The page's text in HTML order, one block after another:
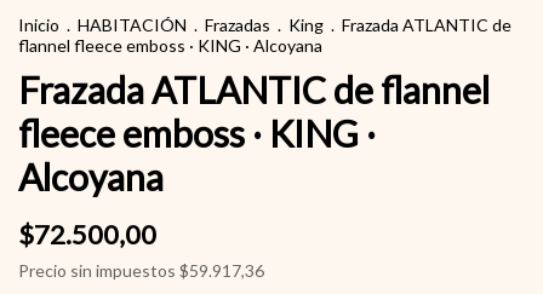
Inicio . HABITACIÓN . Frazadas . King . Frazada ATLANTIC de
flannel fleece emboss · KING · Alcoyana
Frazada ATLANTIC de flannel
fleece emboss · KING ·
Alcoyana
$72.500,00
Precio sin impuestos $59.917,36